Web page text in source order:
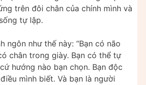
trên đôi chân của chính mình và
tự lập.
ngôn như thế này: “Bạn có não
chân trong giày. Bạn có thể tự
hướng nào bạn chọn. Bạn độc
mình biết. Và bạn là người